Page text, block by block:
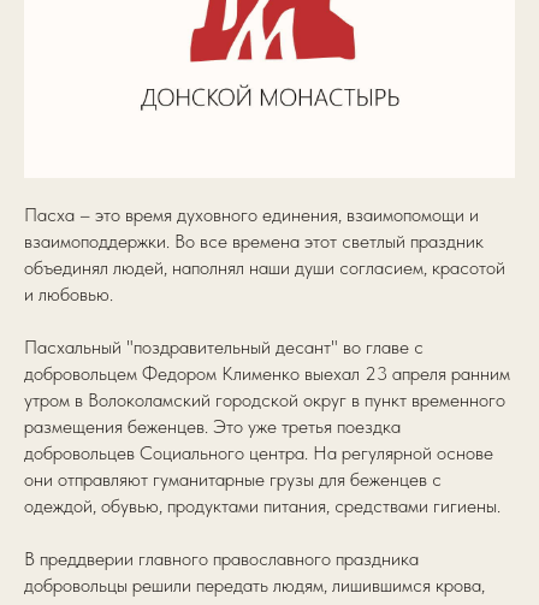
Пасха – это время духовного единения, взаимопомощи и
взаимоподдержки. Во все времена этот светлый праздник
объединял людей, наполнял наши души согласием, красотой
и любовью.
Пасхальный "поздравительный десант" во главе с
добровольцем Федором Клименко выехал 23 апреля ранним
утром в Волоколамский городской округ в пункт временного
размещения беженцев. Это уже третья поездка
добровольцев Социального центра. На регулярной основе
они отправляют гуманитарные грузы для беженцев с
одеждой, обувью, продуктами питания, средствами гигиены.
В преддверии главного православного праздника
добровольцы решили передать людям, лишившимся крова,